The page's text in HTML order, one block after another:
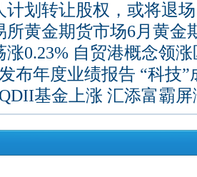
计划转让股权，或将退场
所黄金期货市场6月黄金
涨0.23% 自贸港概念领
布年度业绩报告 “科技”
基金上涨 汇添富霸